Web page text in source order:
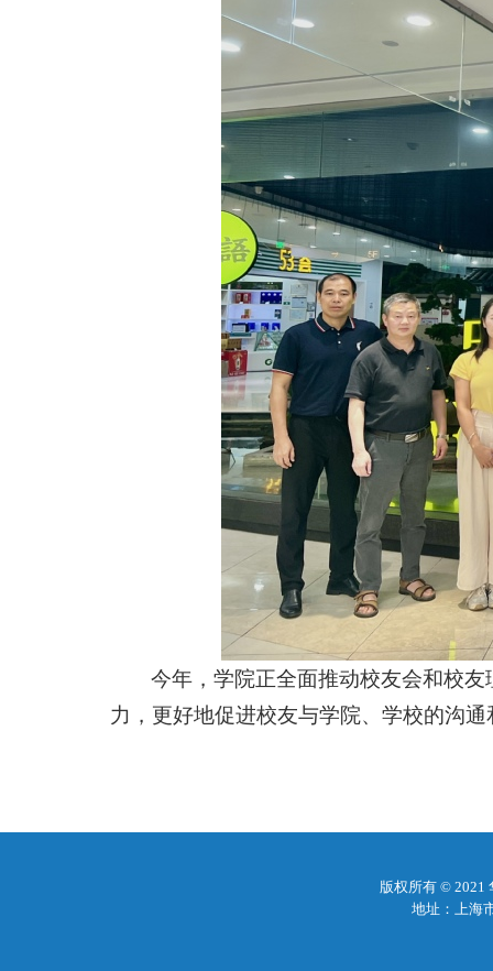
今年，学院正全面推动校友会和校
力，更好地促进校友与学院、学校的沟
版权所有 ©
地址：上海